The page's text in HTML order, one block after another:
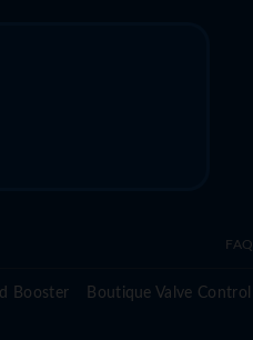
FAQ
fréquentes sur l'active valve control
Booster Boutique Valve Control